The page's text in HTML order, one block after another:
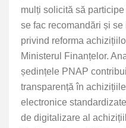
mulți solicită să
se fac recomandări și
privind reforma
Ministerul Finanțelor.
ședințele PNAP
transparență în
electronice
de digitalizare al